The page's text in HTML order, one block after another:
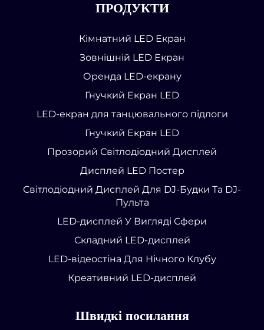
ПРОДУКТИ
Кімнатний LED Екран
Зовнішній LED Екран
Оренда LED-екрану
Гнучкий Екран LED
LED-екран для танцювального підлоги
Гнучкий Екран LED
Прозорий Світлодіодний Дисплей
Дисплей LED Постер
Світлодіодний Дисплей Для DJ-Будки Та DJ-
Пульта
LED-дисплей У Вигляді Сфери
Складний LED-дисплей
LED-відеостіна Для Нічного Клубу
Креативний LED-дисплей
Швидкі посилання